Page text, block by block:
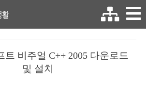
활
트 비주얼 C++ 2005 다운로드
및 설치